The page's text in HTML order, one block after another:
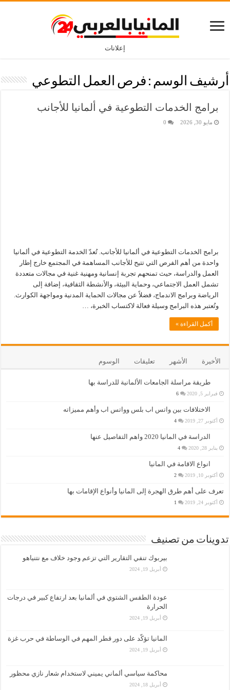
إعلانات
أرشيف الوسم : فرص العمل التطوعي
برامج الخدمات التطوعية في ألمانيا للأجانب
مايو 30, 2026 0
برامج الخدمات التطوعية في ألمانيا للأجانب. تُعدّ الخدمة التطوعية في ألمانيا
واحدة من أهم الفرص التي تتيح للأجانب المساهمة في المجتمع خارج إطار
العمل والدراسة، حيث تمنحهم تجربة إنسانية ومهنية غنية في مجالات متعددة
تشمل العمل الاجتماعي، وحماية البيئة، والأنشطة الثقافية، إضافة إلى
الرياضة وبرامج الاندماج، فضلاً عن مجالات الحماية المدنية ومواجهة الكوارث.
وتُعتبر هذه البرامج وسيلة فعالة لاكتساب الخبرة، …
أكمل القراءة »
الأخيرة الأشهر تعليقات الوسوم
طريقة مراسلة الجامعات الألمانية للدراسة بها
فبراير 5, 2020 6
الاختلافات بين واتس اب بلس وواتس اب وأهم مميزاته
أكتوبر 27, 2019 4
الدراسة في المانيا 2020 واهم التفاصيل عنها
يناير 28, 2020 4
انواع الاقامة في المانيا
أكتوبر 10, 2019 2
تعرف على أهم طرق الهجرة إلى المانيا وأنواع الإقامات بها
أكتوبر 24, 2019 1
تدوينات من تصنيف
بيربوك تنفي التقارير التي تزعم وجود خلاف مع نتنياهو
أبريل 19, 2024
عودة الطقس الشتوي في ألمانيا بعد ارتفاع كبير في درجات
الحرارة
أبريل 19, 2024
المانيا تؤكّد على دور قطر المهم في الوساطة في حرب غزة
أبريل 19, 2024
محاكمة سياسي ألماني يميني لاستخدام شعار نازي محظور
أبريل 18, 2024